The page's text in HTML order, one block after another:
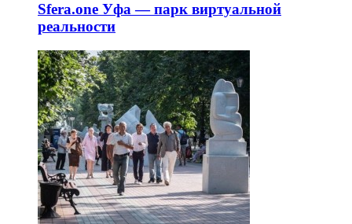
Sfera.one Уфа — парк виртуальной
реальности